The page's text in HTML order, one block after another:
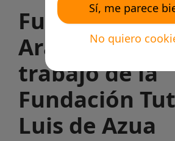
Fundación
Aragón
trabajo de la
Fundación
Luis de Azua
Sí, me parece
No quiero